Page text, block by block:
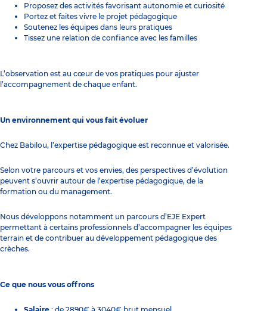
Proposez des activités favorisant autonomie et curiosité
Portez et faites vivre le projet pédagogique
Soutenez les équipes dans leurs pratiques
Tissez une relation de confiance avec les familles
L’observation est au cœur de vos pratiques pour ajuster
l’accompagnement de chaque enfant.
Un environnement qui vous fait évoluer
Chez Babilou, l’expertise pédagogique est reconnue et valorisée.
Selon votre parcours et vos envies, des perspectives d’évolution
peuvent s’ouvrir autour de l’expertise pédagogique, de la
formation ou du management.
Nous développons notamment un parcours d’EJE Expert
permettant à certains professionnels d’accompagner les équipes
terrain et de contribuer au développement pédagogique des
crèches.
Ce que nous vous offrons